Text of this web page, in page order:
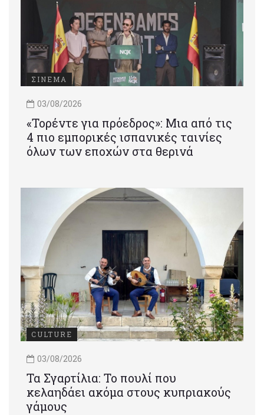
ΣΙΝΕΜΑ
03/08/2026
«Τορέντε για πρόεδρος»: Mια από τις
4 πιο εμπορικές ισπανικές ταινίες
όλων των εποχών στα θερινά
CULTURE
03/08/2026
Τα Σγαρτίλια: Το πουλί που
κελαηδάει ακόμα στους κυπριακούς
γάμους